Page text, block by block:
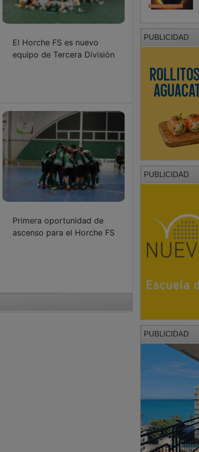
El Horche FS es nuevo
equipo de Tercera División
Primera oportunidad de
ascenso para el Horche FS
PUBLICIDAD
PUBLICIDAD
PUBLICIDAD